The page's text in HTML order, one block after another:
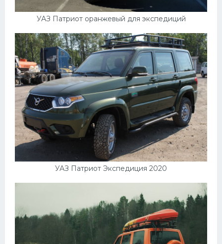
УАЗ Патриот оранжевый для экспедиций
УАЗ Патриот Экспедиция 2020
Кадиллак
Феррари
Поезда
Мотоциклы
Ямаха
Додж
Ява
Спецтехника